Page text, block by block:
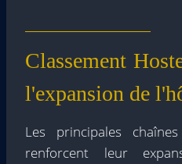
Classement
l'expansion de
Les principales
renforcent leur